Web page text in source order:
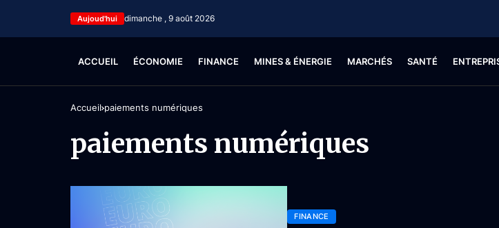
Aujoud'hui dimanche , 9 août 2026
ACCUEIL ÉCONOMIE FINANCE MINES & ÉNERGIE MARCHÉS SANTÉ
Accueil paiements numériques
paiements numériques
FINANCE